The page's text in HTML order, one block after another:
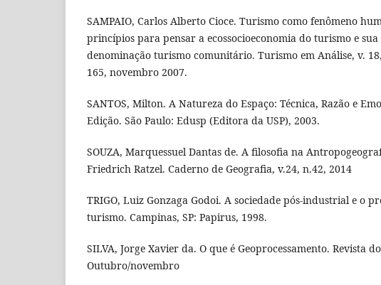
SAMPAIO, Carlos Alberto Cioce. Turismo como fenômeno
princípios para pensar a ecossocioeconomia do turismo e
denominação turismo comunitário. Turismo em Análise, v.
165, novembro 2007.
SANTOS, Milton. A Natureza do Espaço: Técnica, Razão e
Edição. São Paulo: Edusp (Editora da USP), 2003.
SOUZA, Marquessuel Dantas de. A filosofia na
Friedrich Ratzel. Caderno de Geografia, v.24, n.42, 2014
TRIGO, Luiz Gonzaga Godoi. A sociedade pós-industrial e o
turismo. Campinas, SP: Papirus, 1998.
SILVA, Jorge Xavier da. O que é Geoprocessamento. Revista do
Outubro/novembro